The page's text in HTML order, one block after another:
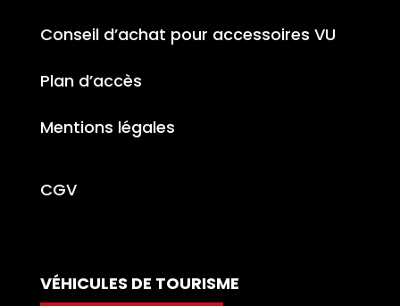
Conseil d’achat pour accessoires VU
Plan d’accès
Mentions légales
CGV
VÉHICULES DE TOURISME